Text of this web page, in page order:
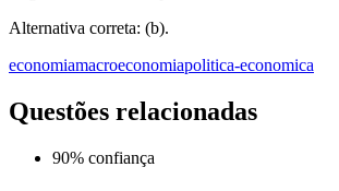
Alternativa correta: (b).
economiamacroeconomiapolitica-economica
Questões relacionadas
90% confiança